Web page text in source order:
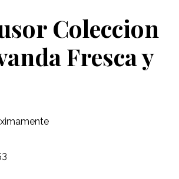
Coleccion
Fresca y